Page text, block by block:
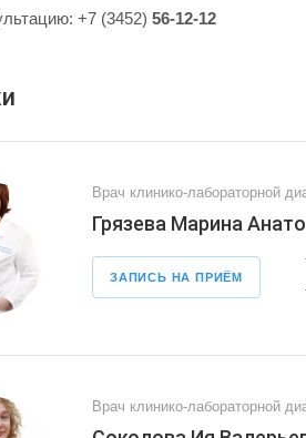
+7 (3452) 56-12-12
Врач клинико-лабораторной
Грязева Марина
ЗАПИСЬ НА ПРИЁМ
Врач клинико-лабораторной